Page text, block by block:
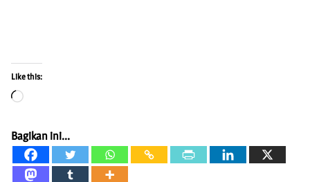
Like this:
Loading…
Bagikan ini...